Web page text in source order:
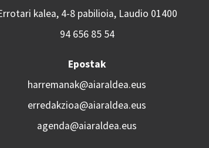
kalea, 4-8 pabilioia, Laudio 01400
94 656 85 54
Epostak
harremanak@aiaraldea.eus
erredakzioa@aiaraldea.eus
agenda@aiaraldea.eus